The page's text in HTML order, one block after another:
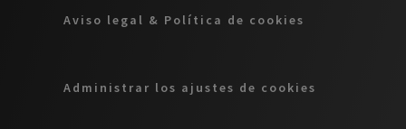
Aviso legal & Política de cookies
Administrar los ajustes de cookies